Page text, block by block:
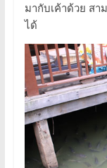
มากับเค้าด้วย สา
ได้